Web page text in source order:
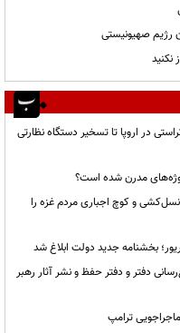
رژیم صهیونیستی
نکنید
در اروپا تا تسخیر دستگاه نظارتی
مدرن شده است؟
نسل‌کشی و کوچ اجباری مردم غزه را
بخشنامه جدید دولت ابلاغ شد
دفتر و دفتر حفظ و نشر آثار رهبر
ترامپ